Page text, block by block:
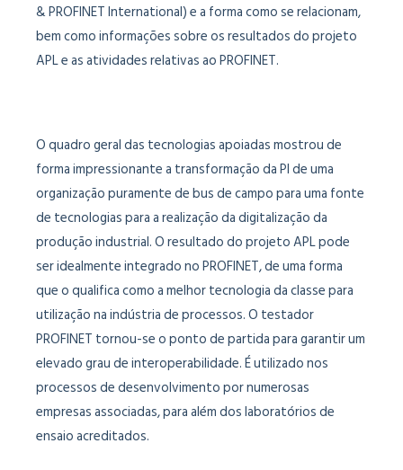
& PROFINET International) e a forma como se relacionam,
bem como informações sobre os resultados do projeto
APL e as atividades relativas ao PROFINET.
O quadro geral das tecnologias apoiadas mostrou de
forma impressionante a transformação da PI de uma
organização puramente de bus de campo para uma fonte
de tecnologias para a realização da digitalização da
produção industrial. O resultado do projeto APL pode
ser idealmente integrado no PROFINET, de uma forma
que o qualifica como a melhor tecnologia da classe para
utilização na indústria de processos. O testador
PROFINET tornou-se o ponto de partida para garantir um
elevado grau de interoperabilidade. É utilizado nos
processos de desenvolvimento por numerosas
empresas associadas, para além dos laboratórios de
ensaio acreditados.